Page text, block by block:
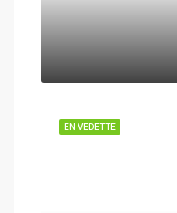
EN VEDETTE